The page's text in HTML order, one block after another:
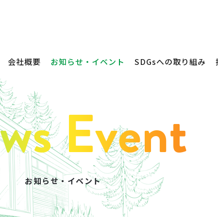
不動産売買
会社概要 お知らせ・イベント SDGsへの取り組み
お知らせ・イベント